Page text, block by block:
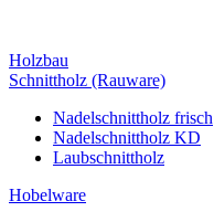
Holzbau
Schnittholz (Rauware)
Nadelschnittholz frisch
Nadelschnittholz KD
Laubschnittholz
Hobelware